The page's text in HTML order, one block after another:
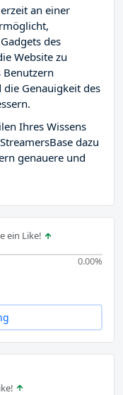
an einer
des
Website zu
Genauigkeit des
Ihres Wissens
dazu
genauere und
ein Like!
0.00%